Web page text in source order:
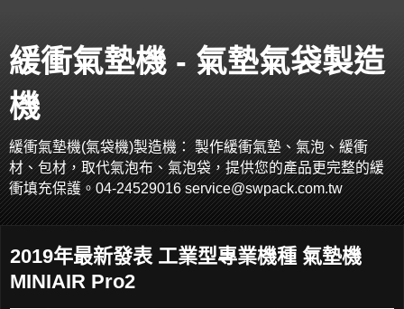
緩衝氣墊機 - 氣墊氣袋製造
機
緩衝氣墊機(氣袋機)製造機： 製作緩衝氣墊、氣泡、緩衝
材、包材，取代氣泡布、氣泡袋，提供您的產品更完整的緩
衝填充保護。04-24529016 service@swpack.com.tw
2019年最新發表 工業型專業機種 氣墊機
MINIAIR Pro2